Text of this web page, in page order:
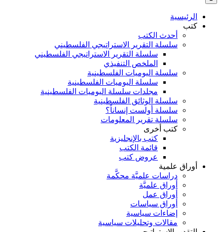
بالنسبة
الرئيسية
كتب
أحدث الكتب
سلسلة التقرير الاستراتيجي الفلسطيني
سلسلة التقرير الاستراتيجي الفلسطيني
الملخص التنفيذي
سلسلة اليوميات الفلسطينية
سلسلة اليوميات الفلسطينية
مجلدات سلسلة اليوميات الفلسطينية
سلسلة الوثائق الفلسطينية
سلسلة أولست إنساناً؟
سلسلة تقرير المعلومات
كتب أخرى
كتب بالإنجليزية
قائمة الكتب
عروض كتب
أوراق علمية
دراسات علميَّة محكَّمة
أوراق علميَّة
أوراق عمل
أوراق سياسات
إضاءات سياسية
مقالات وتحليلات سياسية